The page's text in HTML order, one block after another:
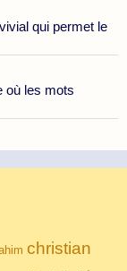
qui permet le
où les mots
christian